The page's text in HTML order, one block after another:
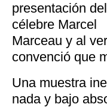
presentación del
célebre Marcel
Marceau y al
convenció que
Una muestra
nada y bajo